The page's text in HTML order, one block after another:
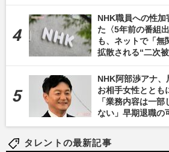
NHK職員への性加
た〈5年前の番組
も、ネットで「無
拡散される“二次
NHK阿部渉アナ
お相手女性ととも
「業務内容は一
ない」早期退職の
タレントの最新記事